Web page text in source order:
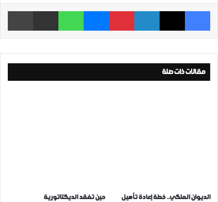
فيسبوك ‫X لينكدإن بينتيريست ماسنجر واتساب مشاركة عبر البريد
مقالات ذات صلة
الديوان الملكي.. خطة إعادة تأهيل
حين تفقد الديكتاتورية